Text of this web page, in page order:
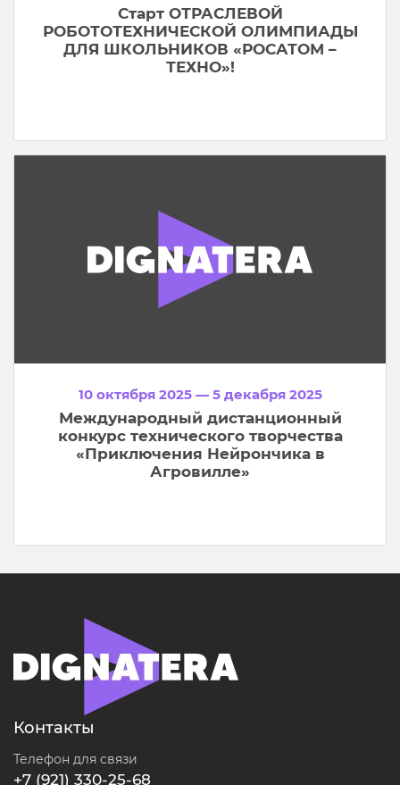
Старт ОТРАСЛЕВОЙ
РОБОТОТЕХНИЧЕСКОЙ ОЛИМПИАДЫ
ДЛЯ ШКОЛЬНИКОВ «РОСАТОМ –
ТЕХНО»!
10 октября 2025 — 5 декабря 2025
Международный дистанционный
конкурс технического творчества
«Приключения Нейрончика в
Агровилле»
Контакты
Телефон для связи
+7 (921) 330-25-68